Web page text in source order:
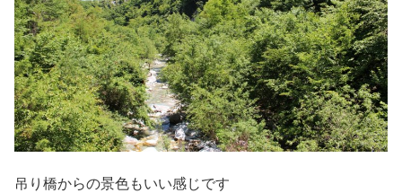
吊り橋からの景色もいい感じです